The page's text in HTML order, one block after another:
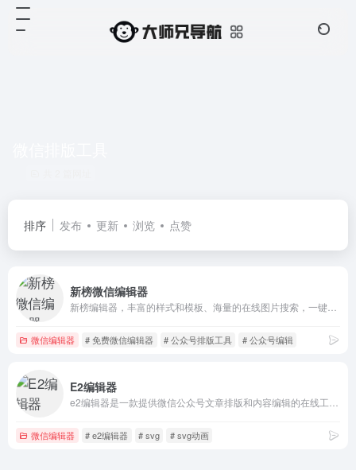
排序 发布 更新 浏览 点赞
新榜微信编辑器
微信编辑器 # 免费微信编辑器 # 公众号排版工具 # 公众号编辑
E2编辑器
微信编辑器 # e2编辑器 # svg # svg动画